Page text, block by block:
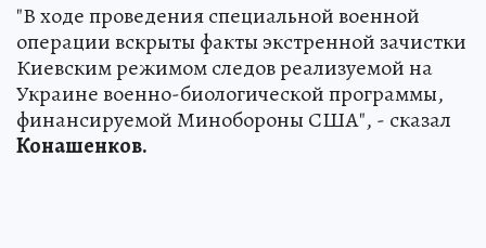
"В ходе проведения специальной военной
операции вскрыты факты экстренной зачистки
Киевским режимом следов реализуемой на
Украине военно-биологической программы,
финансируемой Минобороны США", - сказал
Конашенков.